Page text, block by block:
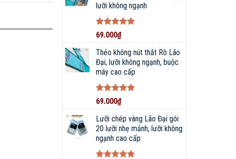
lưỡi không ngạnh
Được xếp
55
sao
69.000₫
Thẻo không nút thắt Rô Lão
Đại, lưỡi không ngạnh, buộc
máy cao cấp
Được xếp
55
sao
69.000₫
Lưỡi chép vàng Lão Đại gói
20 lưỡi nhẹ mảnh, lưỡi không
ngạnh cao cấp